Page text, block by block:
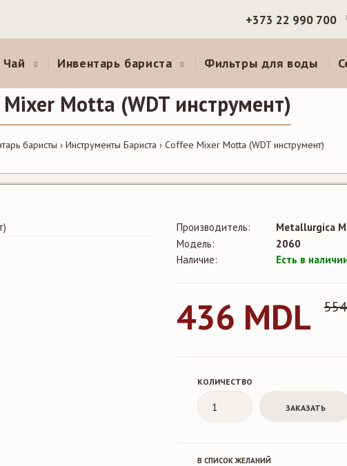
+373 22 990 700
Чай Инвентарь бариста Фильтры для воды
Motta (WDT инструмент)
баристы Инструменты Бариста Coffee Mixer Motta (WDT инструмент)
Производитель:
Metallurgica
Модель:
2060
Наличие:
Есть в
436 MDL
КОЛИЧЕСТВО
В СПИСОК ЖЕЛАНИЙ